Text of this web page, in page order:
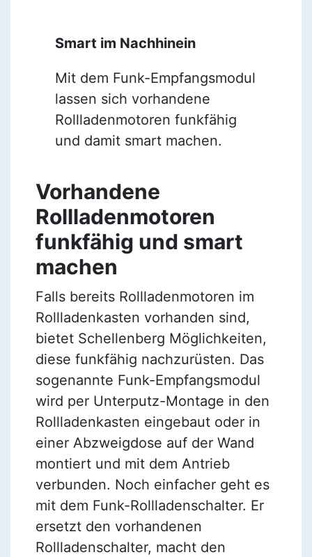
Smart im Nachhinein
Mit dem Funk-Empfangsmodul
lassen sich vorhandene
Rollladenmotoren funkfähig
und damit smart machen.
Vorhandene
Rollladenmotoren
funkfähig und smart
machen
Falls bereits Rollladenmotoren im
Rollladenkasten vorhanden sind,
bietet Schellenberg Möglichkeiten,
diese funkfähig nachzurüsten. Das
sogenannte Funk-Empfangsmodul
wird per Unterputz-Montage in den
Rollladenkasten eingebaut oder in
einer Abzweigdose auf der Wand
montiert und mit dem Antrieb
verbunden. Noch einfacher geht es
mit dem Funk-Rollladenschalter. Er
ersetzt den vorhandenen
Rollladenschalter, macht den